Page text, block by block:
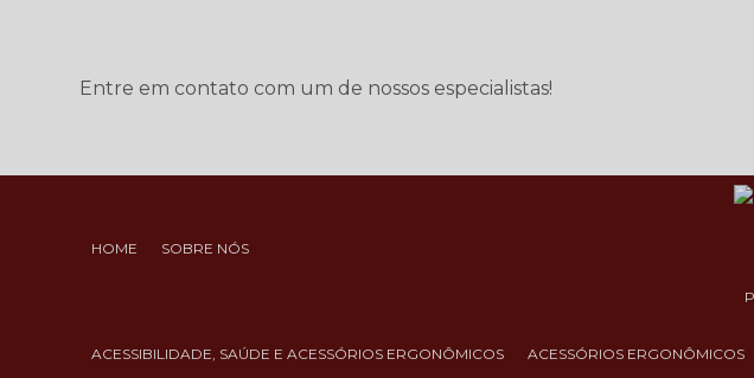
Entre em contato com um de nossos especialistas!
HOME SOBRE NÓS
ACESSIBILIDADE, SAÚDE E ACESSÓRIOS ERGONÔMICOS ACESSÓRIOS ERGONÔMICOS